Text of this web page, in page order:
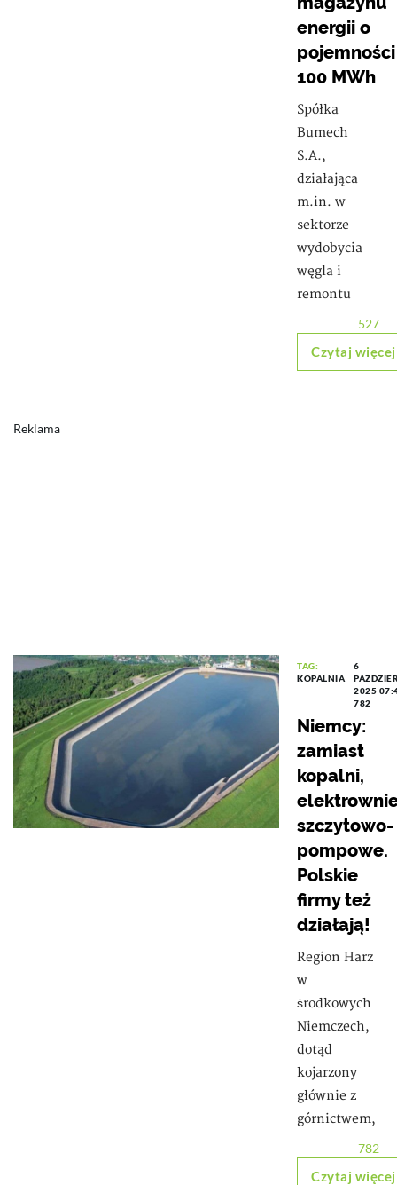
energii o
pojemności
100 MWh
Spółka
Bumech
S.A.,
działająca
m.in. w
sektorze
wydobycia
węgla i
remontu
527
Czytaj więcej
Reklama
TAG:
KOPALNIA
6
2025
782
Niemcy:
zamiast
kopalni,
szczytowo-
pompowe.
Polskie
firmy też
działają!
Region Harz
w
środkowych
Niemczech,
dotąd
kojarzony
głównie z
górnictwem,
782
Czytaj więcej